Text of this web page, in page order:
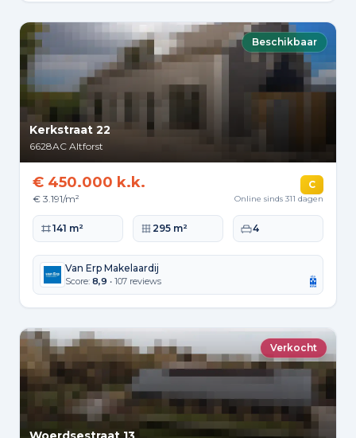
Beschikbaar
Kerkstraat 22
6628AC Altforst
€ 450.000 k.k.
€ 3.191/m²
C
Online sinds 311 dagen
Woonoppervlakte
141 m² Perceeloppervlakte
295 m² Slaapkamers
4
Van Erp Makelaardij
Score: 8,9 • 107 reviews
Verkocht